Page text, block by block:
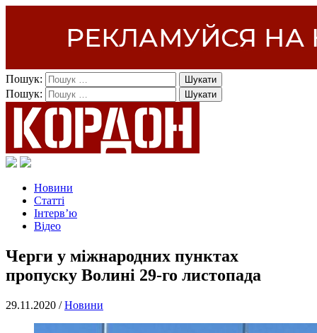
Пошук:
Пошук:
Новини
Статті
Інтерв’ю
Відео
Черги у міжнародних пунктах
пропуску Волині 29-го листопада
29.11.2020 /Новини